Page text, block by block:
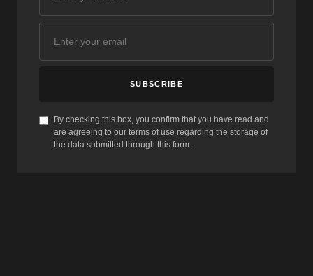
SUBSCRIBE
By checking this box, you confirm that you have read and
are agreeing to our terms of use regarding the storage of
the data submitted through this form.